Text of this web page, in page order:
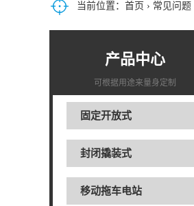
当前位置： 首页 › 常见问题
产品中心
可根据用途来量身定制
固定开放式
封闭撬装式
移动拖车电站